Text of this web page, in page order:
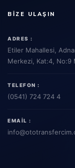
BIZE ULAŞIN
ADRES :
Etiler Mahallesi,
Merkezi, Kat:4, No:9
TELEFON :
(0541) 724 724 4
EMAIL :
info